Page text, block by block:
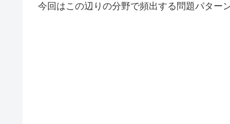
今回はこの辺りの分野で頻出する問題パター